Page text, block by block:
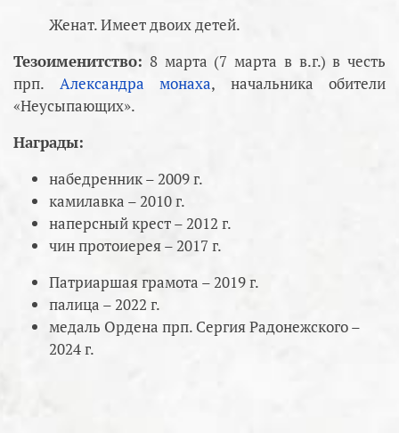
Женат. Имеет двоих детей.
Тезоименитство: 8 марта (7 марта в в.г.) в честь
прп. Александра монаха, начальника обители
«Неусыпающих».
Награды:
набедренник – 2009 г.
камилавка – 2010 г.
наперсный крест – 2012 г.
чин протоиерея – 2017 г.
Патриаршая грамота – 2019 г.
палица – 2022 г.
медаль Ордена прп. Сергия Радонежского –
2024 г.